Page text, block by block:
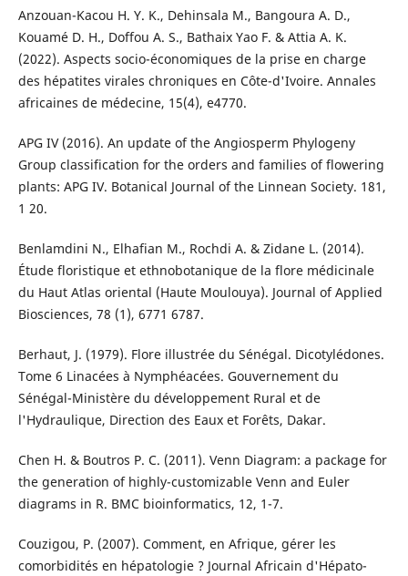
Anzouan-Kacou H. Y. K., Dehinsala M., Bangoura A. D.,
Kouamé D. H., Doffou A. S., Bathaix Yao F. & Attia A. K.
(2022). Aspects socio-économiques de la prise en charge
des hépatites virales chroniques en Côte-d'Ivoire. Annales
africaines de médecine, 15(4), e4770.
APG IV (2016). An update of the Angiosperm Phylogeny
Group classification for the orders and families of flowering
plants: APG IV. Botanical Journal of the Linnean Society. 181,
1 20.
Benlamdini N., Elhafian M., Rochdi A. & Zidane L. (2014).
Étude floristique et ethnobotanique de la flore médicinale
du Haut Atlas oriental (Haute Moulouya). Journal of Applied
Biosciences, 78 (1), 6771 6787.
Berhaut, J. (1979). Flore illustrée du Sénégal. Dicotylédones.
Tome 6 Linacées à Nymphéacées. Gouvernement du
Sénégal-Ministère du développement Rural et de
l'Hydraulique, Direction des Eaux et Forêts, Dakar.
Chen H. & Boutros P. C. (2011). Venn Diagram: a package for
the generation of highly-customizable Venn and Euler
diagrams in R. BMC bioinformatics, 12, 1-7.
Couzigou, P. (2007). Comment, en Afrique, gérer les
comorbidités en hépatologie ? Journal Africain d'Hépato-